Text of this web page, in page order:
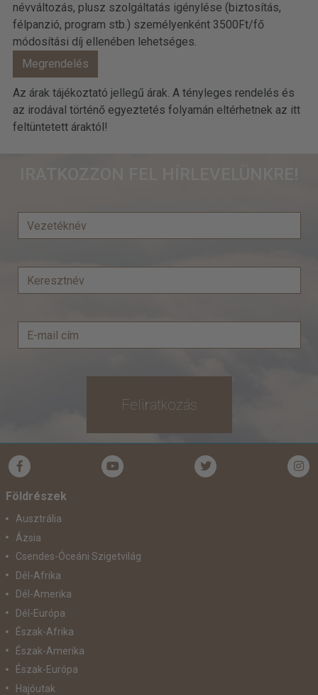
névváltozás, plusz szolgáltatás igénylése (biztosítás,
félpanzió, program stb.) személyenként 3500Ft/fő
módosítási díj ellenében lehetséges.
Az árak tájékoztató jellegű árak. A tényleges rendelés és
az irodával történő egyeztetés folyamán eltérhetnek az itt
feltüntetett áraktól!
Feliratkozás
Földrészek
Ausztrália
Ázsia
Csendes-Óceáni Szigetvilág
Dél-Afrika
Dél-Amerika
Dél-Európa
Észak-Afrika
Észak-Amerika
Észak-Európa
Hajóutak